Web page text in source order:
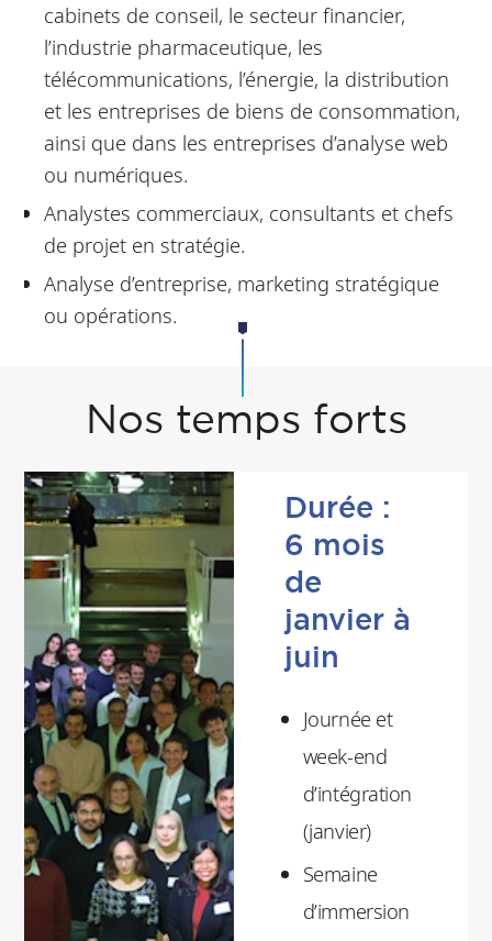
cabinets de conseil, le secteur financier,
l’industrie pharmaceutique, les
télécommunications, l’énergie, la distribution
et les entreprises de biens de consommation,
ainsi que dans les entreprises d’analyse web
ou numériques.
Analystes commerciaux, consultants et chefs
de projet en stratégie.
Analyse d’entreprise, marketing stratégique
ou opérations.
Nos temps forts
Durée :
6 mois
de
janvier à
juin
Journée et
week-end
d’intégration
(janvier)
Semaine
d’immersion